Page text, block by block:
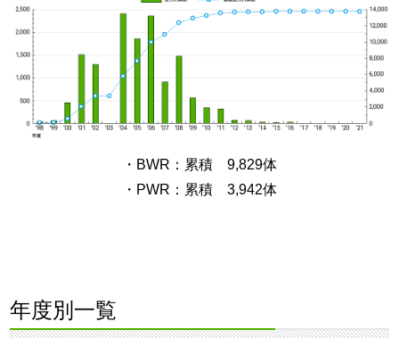
・BWR：累積 9,829体
・PWR：累積 3,942体
年度別一覧